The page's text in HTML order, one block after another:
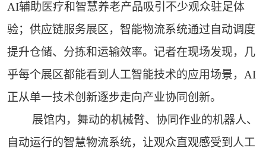
AI辅助医疗和智慧养老产品吸引不少观众驻足体
验；供应链服务展区，智能物流系统通过自动调度
提升仓储、分拣和运输效率。记者在现场发现，几
乎每个展区都能看到人工智能技术的应用场景，AI
正从单一技术创新逐步走向产业协同创新。
展馆内，舞动的机械臂、协同作业的机器人、
自动运行的智慧物流系统，让观众直观感受到人工